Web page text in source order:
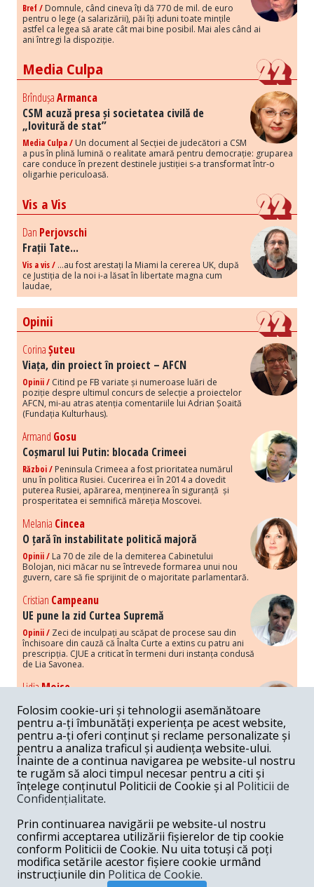
Bref / Domnule, când cineva îți dă 770 de mil. de euro
pentru o lege (a salarizării), păi îți aduni toate mințile
astfel ca legea să arate cât mai bine posibil. Mai ales când ai
ani întregi la dispoziție.
Media Culpa
BrîndușaArmanca
CSM acuză presa și societatea civilă de
„lovitură de stat”
Media Culpa / Un document al Secției de judecători a CSM
a pus în plină lumină o realitate amară pentru democrație: gruparea
care conduce în prezent destinele justiției s-a transformat într-o
oligarhie periculoasă.
Vis a Vis
Dan Perjovschi
Frații Tate...
Vis a vis / ...au fost arestați la Miami la cererea UK, după
ce Justiția de la noi i-a lăsat în libertate magna cum
laudae,
Opinii
CorinaȘuteu
Viața, din proiect în proiect – AFCN
Opinii / Citind pe FB variate și numeroase luări de
poziție despre ultimul concurs de selecție a proiectelor
AFCN, mi-au atras atenția comentariile lui Adrian Șoaită
(Fundația Kulturhaus).
Armand Gosu
Coșmarul lui Putin: blocada Crimeei
Război / Peninsula Crimeea a fost prioritatea numărul
unu în politica Rusiei. Cucerirea ei în 2014 a dovedit
puterea Rusiei, apărarea, menținerea în siguranță și
prosperitatea ei semnifică măreția Moscovei.
Melania Cincea
O țară în instabilitate politică majoră
Opinii / La 70 de zile de la demiterea Cabinetului
Bolojan, nici măcar nu se întrevede formarea unui nou
guvern, care să fie sprijinit de o majoritate parlamentară.
Cristian Campeanu
UE pune la zid Curtea Supremă
Opinii / Zeci de inculpați au scăpat de procese sau din
închisoare din cauză că Înalta Curte a extins cu patru ani
prescripția. CJUE a criticat în termeni duri instanța condusă
de Lia Savonea.
LidiaMoise
Costurile economice ale haosului politic
Opinii / Economia nu poate rezista cu retorica falsă a
susținerii intereselor poporului, care, de fapt, ascunde
obsesia menținerii privilegiilor și a averilor unor caste.
Melania Cincea
Noi puseuri de xenofobie din partea românilor
„neaoși”
Periodic, în spațiul public sunt voci care lansează
mesaje xenofobe la adresa câte unui politician care deranjează un
anumit grup politico-mediatic, într-un anumit moment.
ArmandGosu
Unirea cu Moldova: modele istorice
Folosim cookie-uri și tehnologii asemănătoare
pentru a-ți îmbunătăți experiența pe acest website,
pentru a-ți oferi conținut și reclame personalizate și
pentru a analiza traficul și audiența website-ului.
Înainte de a continua navigarea pe website-ul nostru
te rugăm să aloci timpul necesar pentru a citi și
înțelege conținutul Politicii de Cookie și al Politicii de
Confidențialitate.
Prin continuarea navigării pe website-ul nostru
confirmi acceptarea utilizării fișierelor de tip cookie
conform Politicii de Cookie. Nu uita totuși că poți
modifica setările acestor fișiere cookie urmând
instrucțiunile din Politica de Cookie.